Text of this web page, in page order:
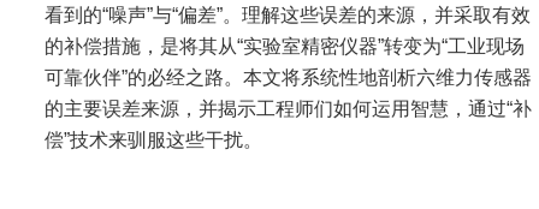
看到的“噪声”与“偏差”。理解这些误差的来源，并采取有效
的补偿措施，是将其从“实验室精密仪器”转变为“工业现场
可靠伙伴”的必经之路。本文将系统性地剖析六维力传感器
的主要误差来源，并揭示工程师们如何运用智慧，通过“补
偿”技术来驯服这些干扰。